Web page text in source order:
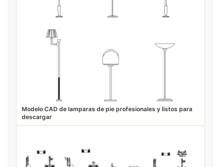
Modelo CAD de lamparas de pie profesionales y listos para
descargar